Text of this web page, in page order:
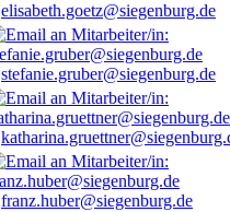
elisabeth.goetz@siegenburg.de
stefanie.gruber@siegenburg.de
franz.huber@siegenburg.de